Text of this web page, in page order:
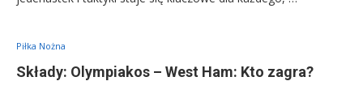
Piłka Nożna
Składy: Olympiakos – West Ham: Kto zagra?